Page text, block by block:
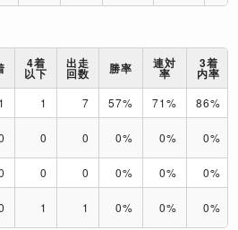
4着
以下
出走
回数 勝率 連対
率
3着
内率
1 1 7 57% 71% 86%
0 0 0% 0% 0%
0 0 0% 0% 0%
1 1 0% 0% 0%